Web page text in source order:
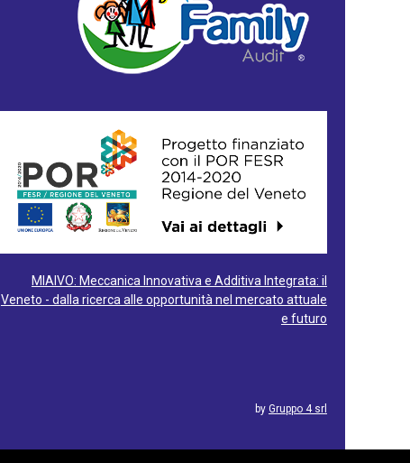
MIAIVO: Meccanica Innovativa e Additiva Integrata: il
Veneto - dalla ricerca alle opportunità nel mercato attuale
e futuro
by Gruppo 4 srl